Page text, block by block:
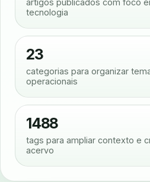
artigos publicados com foco
tecnologia
23
categorias para organizar
operacionais
1488
tags para ampliar contexto e
acervo